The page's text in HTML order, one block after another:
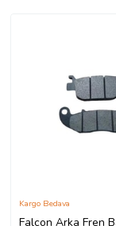
Falcon Arka Fren
Kargo Bedava